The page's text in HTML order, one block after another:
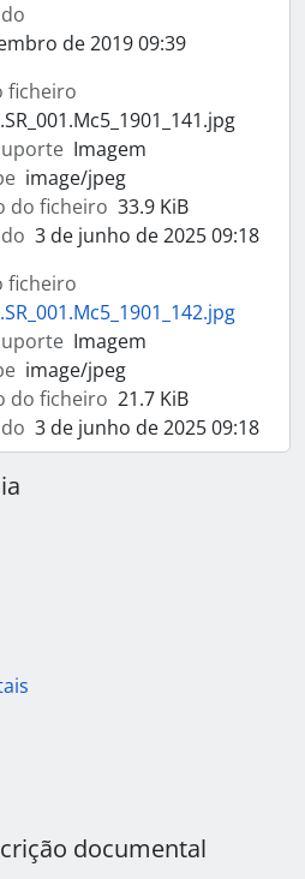
de 2019 09:39
ficheiro
Imagem
image/jpeg
do ficheiro 33.9 KiB
3 de junho de 2025 09:18
ficheiro
Imagem
image/jpeg
do ficheiro 21.7 KiB
3 de junho de 2025 09:18
documental